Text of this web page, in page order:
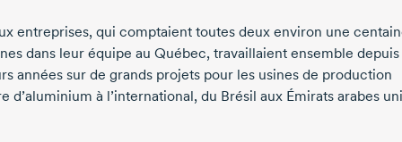
entreprises, qui comptaient toutes deux environ une
dans leur équipe au Québec, travaillaient ensemble depuis
années sur de grands projets pour les usines de production
d’aluminium à l’international, du Brésil aux Émirats arabes